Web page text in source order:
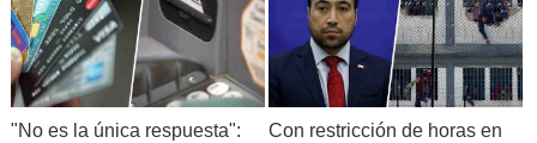
"No es la única respuesta":
Con restricción de horas en